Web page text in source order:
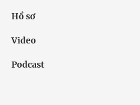
Hồ sơ
Video
Podcast